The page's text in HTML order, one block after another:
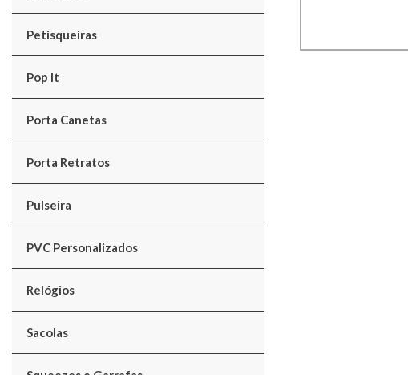
Petisqueiras
Pop It
Porta Canetas
Porta Retratos
Pulseira
PVC Personalizados
Relógios
Sacolas